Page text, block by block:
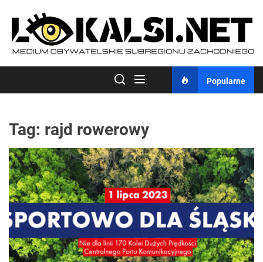
content
Popularne
Tag: rajd rowerowy